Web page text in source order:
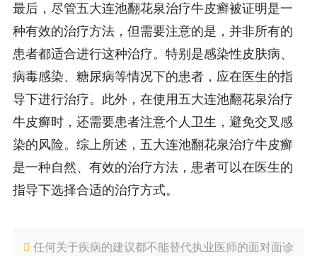
最后，尽管五大连池翻花泉治疗牛皮癣被证明是一
种有效的治疗方法，但需要注意的是，并非所有的
患者都适合进行这种治疗。特别是感染性皮肤病、
病毒感染、糖尿病等情况下的患者，应在医生的指
导下进行治疗。此外，在使用五大连池翻花泉治疗
牛皮癣时，还需要患者注意个人卫生，避免交叉感
染的风险。综上所述，五大连池翻花泉治疗牛皮癣
是一种自然、有效的治疗方法，患者可以在医生的
指导下选择合适的治疗方式。
任何关于疾病的建议都不能替代执业医师的面对面诊